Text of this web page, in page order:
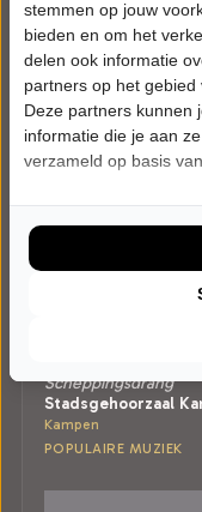
ZONDAG 31 JANUARI
Scheppingsdrang
Stadsgehoorzaal
Kampen
POPULAIRE MUZIEK
stemmen op jouw
bieden en om het
delen ook informatie
partners op het gebied
Deze partners kunnen
informatie die je aan
verzameld op basis